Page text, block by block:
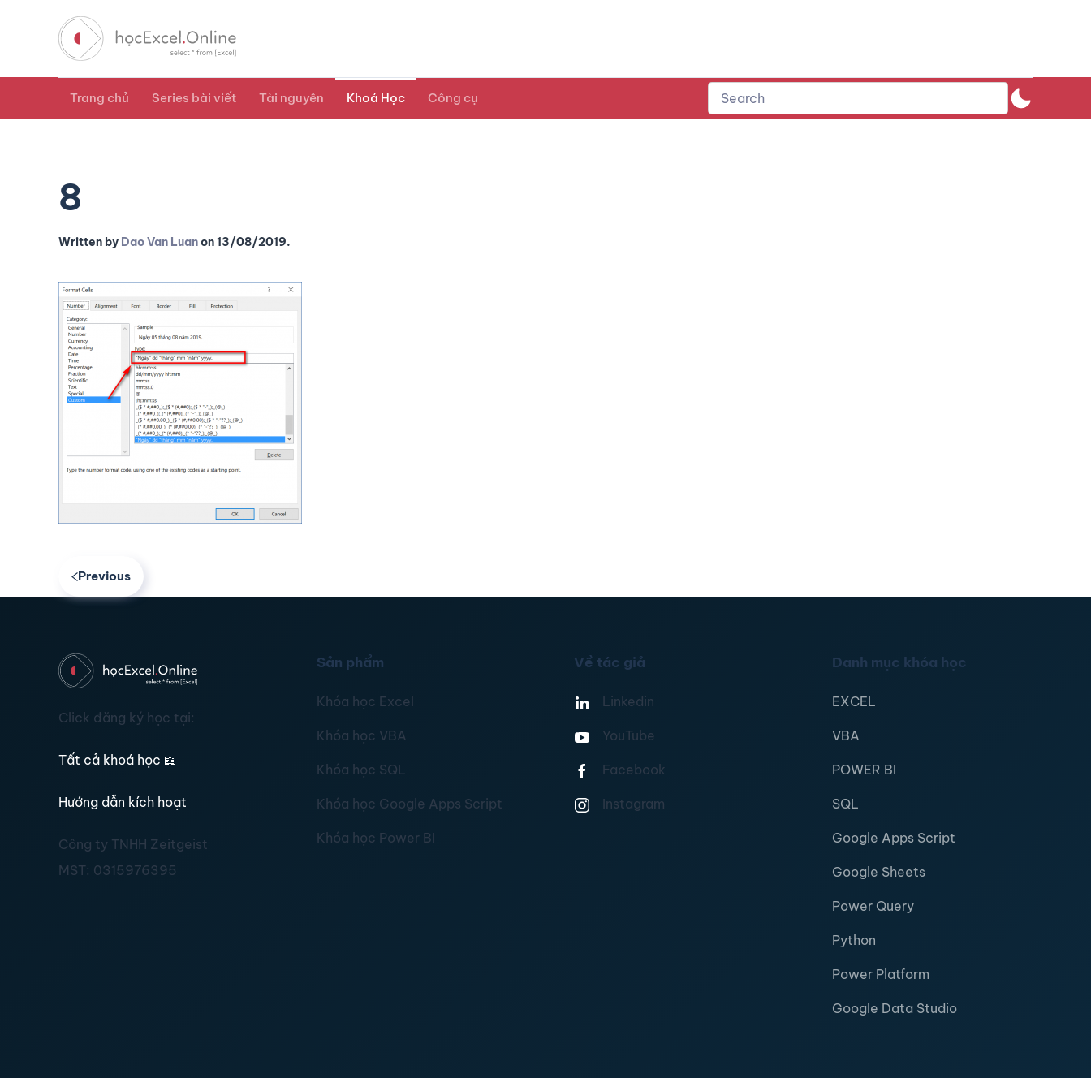
Trang chủ Series bài viết Tài nguyên Khoá Học Công cụ
8
Written by Dao Van Luanon13/08/2019.
Previous
Click đăng ký học tại:
Tất cả khoá học 📖
Hướng dẫn kích hoạt
Công ty TNHH Zeitgeist
MST: 0315976395
Sản phẩm
Khóa học Excel
Khóa học VBA
Khóa học SQL
Khóa học Google Apps Script
Khóa học Power BI
Về tác giả
Linkedin
YouTube
Facebook
Instagram
Danh mục khóa học
EXCEL
VBA
POWER BI
SQL
Google Apps Script
Google Sheets
Power Query
Python
Power Platform
Google Data Studio